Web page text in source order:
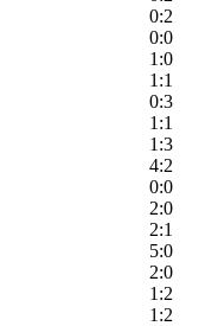
0:2
0:0
1:0
1:1
0:3
1:1
1:3
4:2
0:0
2:0
2:1
5:0
2:0
1:2
1:2